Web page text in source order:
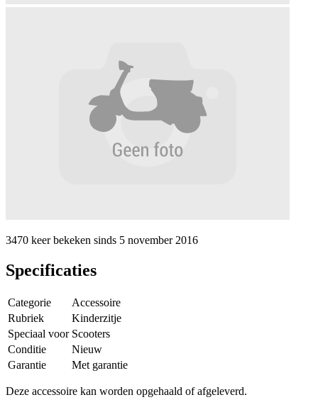
3470 keerbekeken sinds 5 november 2016
Specificaties
Categorie
Accessoire
Rubriek
Kinderzitje
Speciaal voor Scooters
Conditie
Nieuw
Garantie
Met garantie
Deze accessoire kan worden opgehaald of afgeleverd.